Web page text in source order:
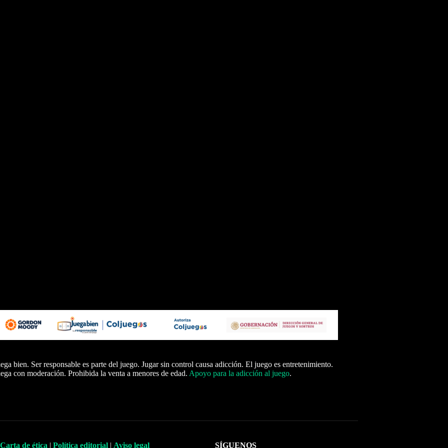
bien. Ser responsable es parte del juego. Jugar sin control causa adicción. El juego es entretenimiento.
con moderación. Prohibida la venta a menores de edad. Apoyo para la adicción al juego.
Carta de ética | Política editorial | Aviso legal SÍGUENOS